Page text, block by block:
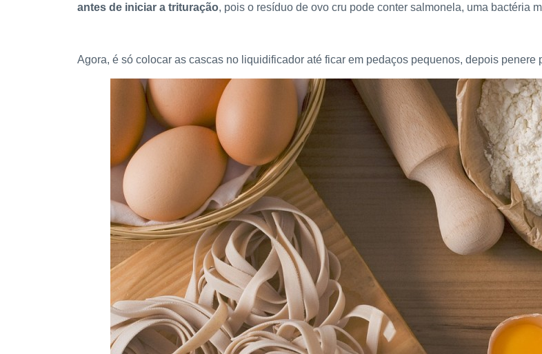
antes de iniciar a trituração, pois o resíduo de ovo cru pode conter salmonela, uma bactéria
Agora, é só colocar as cascas no liquidificador até ficar em pedaços pequenos, depois penere